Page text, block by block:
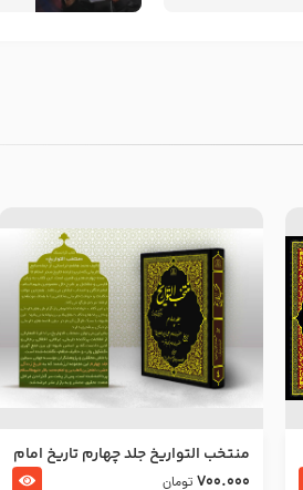
منتخب التواریخ جلد چهارم تاریخ امام
زین العابدین و امام محمد باقر
700.000 تومان